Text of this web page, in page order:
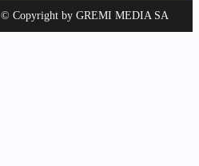
© Copyright by GREMI MEDIA SA